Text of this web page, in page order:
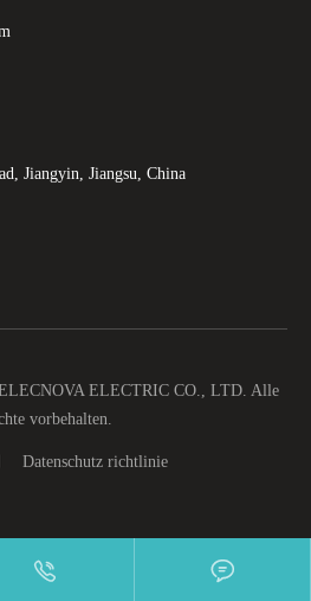
Jiangyin, Jiangsu, China
ELECTRIC CO., LTD. Alle
vorbehalten.
Datenschutz richtlinie
 